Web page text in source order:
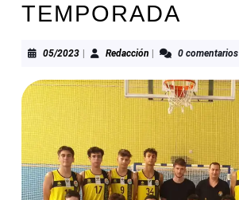
TEMPORADA
05/202305/2023RedacciónRedacción0 comentarios